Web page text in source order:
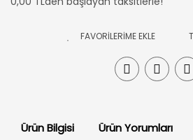
Ürün Bilgisi Ürün Yorumları